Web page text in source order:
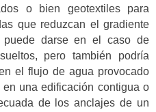
o bien geotextiles para
que reduzcan el gradiente
puede darse en el caso de
pero también podría
el flujo de agua provocado
una edificación contigua o
de los anclajes de un